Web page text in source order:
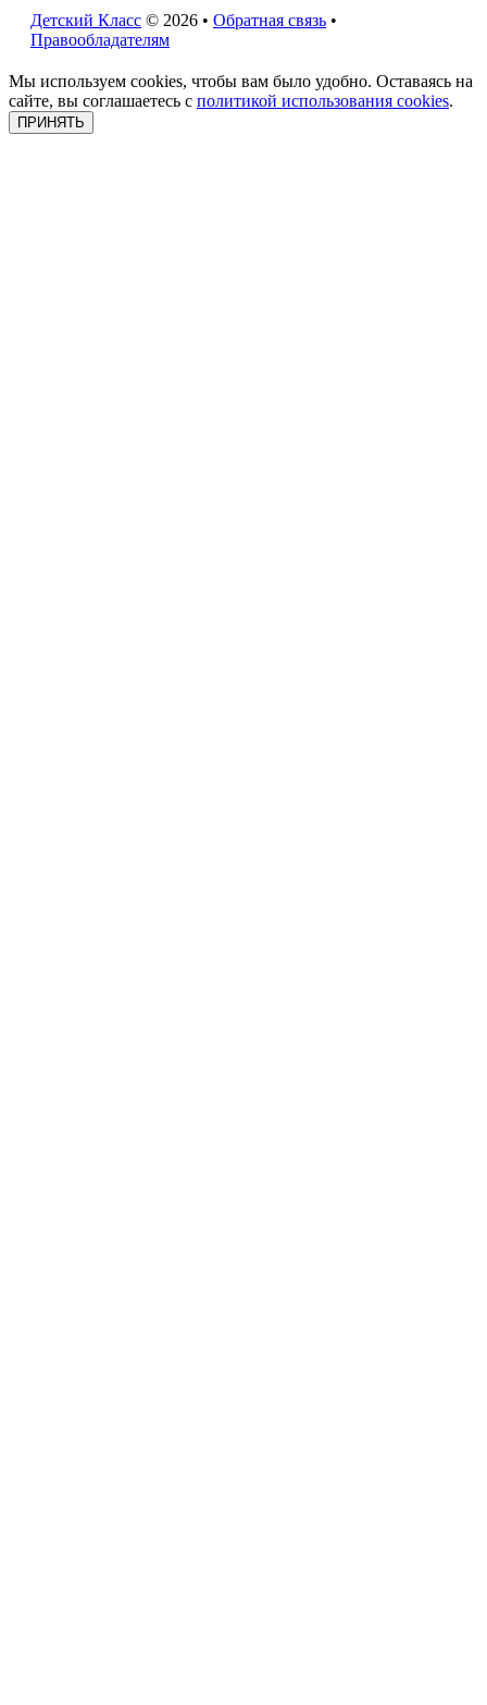
Детский Класс © 2026 • Обратная связь •
Правообладателям
Мы используем cookies, чтобы вам было удобно. Оставаясь на
сайте, вы соглашаетесь с политикой использования cookies.
ПРИНЯТЬ